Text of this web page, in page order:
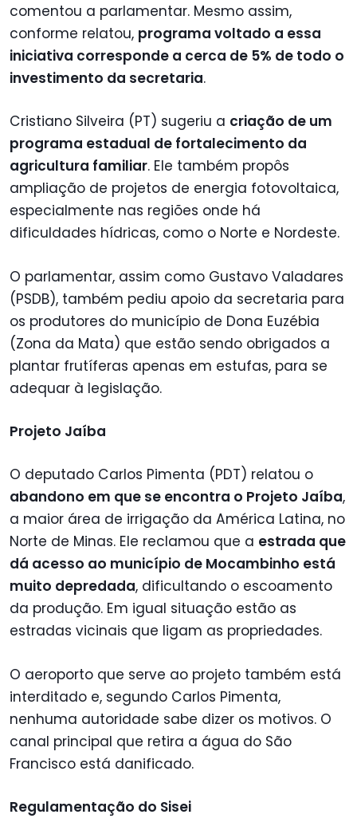
comentou a parlamentar. Mesmo assim,
conforme relatou, programa voltado a essa
iniciativa corresponde a cerca de 5% de todo o
investimento da secretaria.
Cristiano Silveira (PT) sugeriu a criação de um
programa estadual de fortalecimento da
agricultura familiar. Ele também propôs
ampliação de projetos de energia fotovoltaica,
especialmente nas regiões onde há
dificuldades hídricas, como o Norte e Nordeste.
O parlamentar, assim como Gustavo Valadares
(PSDB), também pediu apoio da secretaria para
os produtores do município de Dona Euzébia
(Zona da Mata) que estão sendo obrigados a
plantar frutíferas apenas em estufas, para se
adequar à legislação.
Projeto Jaíba
O deputado Carlos Pimenta (PDT) relatou o
abandono em que se encontra o Projeto Jaíba,
a maior área de irrigação da América Latina, no
Norte de Minas. Ele reclamou que a estrada que
dá acesso ao município de Mocambinho está
muito depredada, dificultando o escoamento
da produção. Em igual situação estão as
estradas vicinais que ligam as propriedades.
O aeroporto que serve ao projeto também está
interditado e, segundo Carlos Pimenta,
nenhuma autoridade sabe dizer os motivos. O
canal principal que retira a água do São
Francisco está danificado.
Regulamentação do Sisei